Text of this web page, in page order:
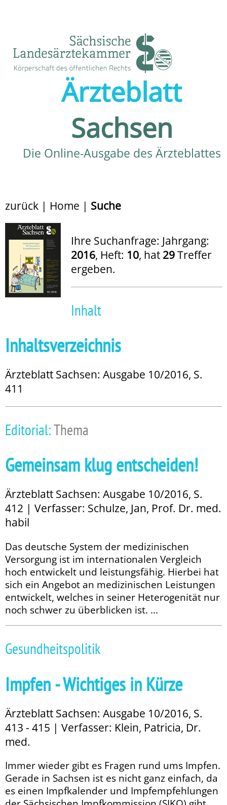
Ärzteblatt
Sachsen
Die Online-Ausgabe des Ärzteblattes
zurück | Home | Suche
Ihre Suchanfrage: Jahrgang:
2016, Heft: 10, hat 29Treffer
ergeben.
Inhalt
Inhaltsverzeichnis
Ärzteblatt Sachsen: Ausgabe 10/2016, S.
411
Editorial:Thema
Gemeinsam klug entscheiden!
Ärzteblatt Sachsen: Ausgabe 10/2016, S.
412 | Verfasser: Schulze, Jan, Prof. Dr. med.
habil
Das deutsche System der medizinischen
Versorgung ist im internationalen Vergleich
hoch entwickelt und leistungsfähig. Hierbei hat
sich ein Angebot an medizinischen Leistungen
entwickelt, welches in seiner Heterogenität nur
noch schwer zu überblicken ist. ...
Gesundheitspolitik
Impfen - Wichtiges in Kürze
Ärzteblatt Sachsen: Ausgabe 10/2016, S.
413 - 415 | Verfasser: Klein, Patricia, Dr.
med.
Immer wieder gibt es Fragen rund ums Impfen.
Gerade in Sachsen ist es nicht ganz einfach, da
es einen Impfkalender und Impfempfehlungen